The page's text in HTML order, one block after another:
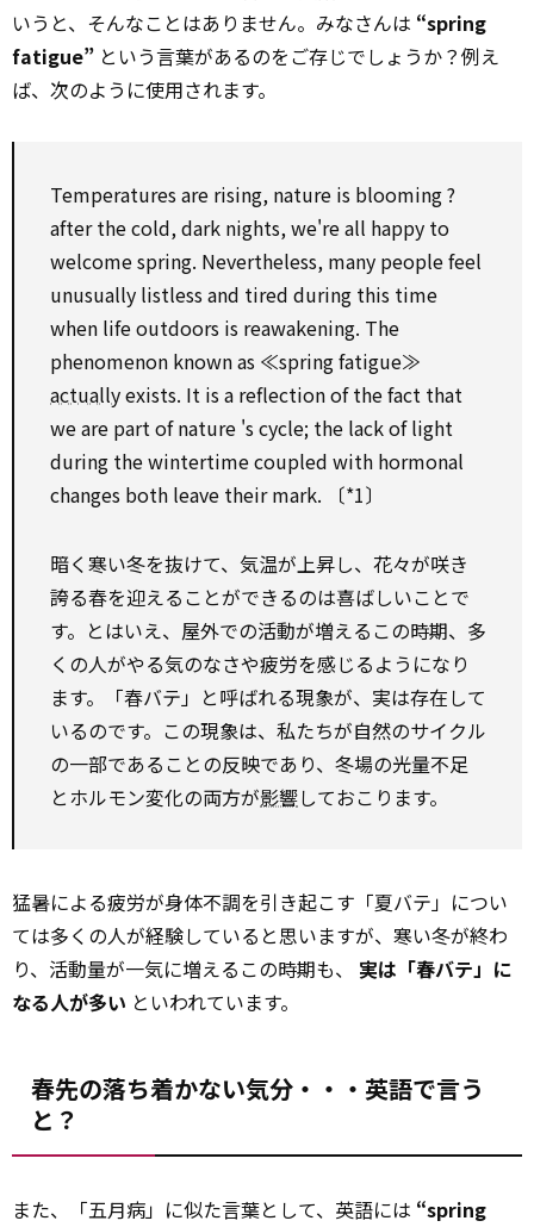
いうと、そんなことはありません。みなさんは “spring
fatigue” という言葉があるのをご存じでしょうか？例え
ば、次のように使用されます。
Temperatures are rising, nature is blooming ?
after the cold, dark nights, we're all happy to
welcome spring. Nevertheless, many people feel
unusually listless and tired during this time
when life outdoors is reawakening. The
phenomenon known as ≪spring fatigue≫
actuallyexists. It is a reflection of the fact that
we are part of nature 's cycle; the lack of light
during the wintertime coupled with hormonal
changes both leave their mark. 〔*1〕
暗く寒い冬を抜けて、気温が上昇し、花々が咲き
誇る春を迎えることができるのは喜ばしいことで
す。とはいえ、屋外での活動が増えるこの時期、多
くの人がやる気のなさや疲労を感じるようになり
ます。「春バテ」と呼ばれる現象が、実は存在して
いるのです。この現象は、私たちが自然のサイクル
の一部であることの反映であり、冬場の光量不足
とホルモン変化の両方が影響しておこります。
猛暑による疲労が身体不調を引き起こす「夏バテ」につい
ては多くの人が経験していると思いますが、寒い冬が終わ
り、活動量が一気に増えるこの時期も、 実は「春バテ」に
なる人が多い といわれています。
春先の落ち着かない気分・・・英語で言う
と？
また、「五月病」に似た言葉として、英語には “spring